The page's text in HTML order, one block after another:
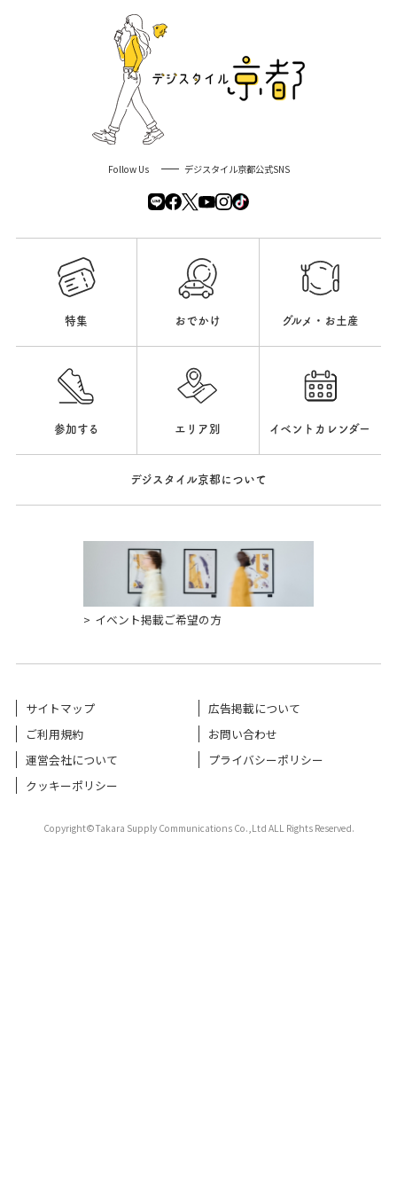
Follow Us デジスタイル京都公式SNS
特集 おでかけ グルメ・お土産
参加する エリア別 イベントカレンダー
デジスタイル京都について
イベント掲載ご希望の方
サイトマップ
広告掲載について
ご利用規約
お問い合わせ
運営会社について
プライバシーポリシー
クッキーポリシー
Copyright©Takara Supply Communications Co.,Ltd ALL Rights Reserved.